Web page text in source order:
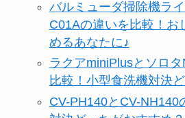
バルミューダ掃除機ラ
C01Aの違いを比較！お
めるあなたに♪
ラクアminiPlusとソロ
比較！小型食洗機対決
CV-PH140とCV-NH140